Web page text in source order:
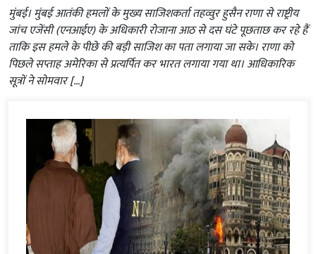
मुंबई। मुंबई आतंकी हमलों के मुख्य साजिशकर्ता तहव्वुर हुसैन राणा से राष्ट्रीय
जांच एजेंसी (एनआईए) के अधिकारी रोजाना आठ से दस घंटे पूछताछ कर रहे हैं
ताकि इस हमले के पीछे की बड़ी साजिश का पता लगाया जा सके। राणा को
पिछले सप्ताह अमेरिका से प्रत्यर्पित कर भारत लगाया गया था। आधिकारिक
सूत्रों ने सोमवार […]